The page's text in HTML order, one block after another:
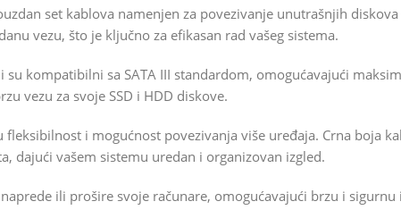
set kablova namenjen za povezivanje unutrašnjih
vezu, što je ključno za efikasan rad vašeg sistema.
kompatibilni sa SATA III standardom, omogućavajući
vezu za svoje SSD i HDD diskove.
fleksibilnost i mogućnost povezivanja više uređaja. Crna boja
dajući vašem sistemu uredan i organizovan izgled.
ili prošire svoje računare, omogućavajući brzu i sigurnu